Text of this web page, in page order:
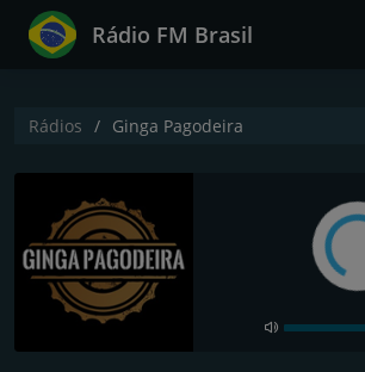
Rádio FM Brasil
Rádios Ginga Pagodeira